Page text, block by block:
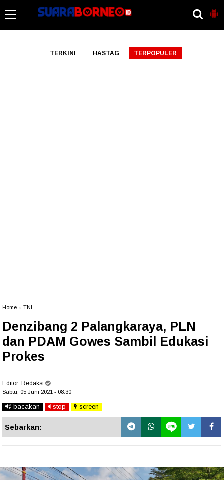
TERKINI HASTAG TERPOPULER
Home TNI
Denzibang 2 Palangkaraya, PLN
dan PDAM Gowes Sambil Edukasi
Prokes
Editor: Redaksi
Sabtu, 05 Juni 2021 - 08.30
bacakan stop screen
Sebarkan: